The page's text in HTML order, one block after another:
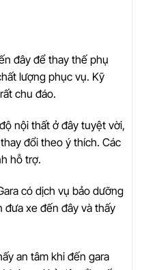
đây để thay thế phụ
lượng phục vụ. Kỹ
chu đáo.
nội thất ở đây tuyệt vời,
đổi theo ý thích. Các
hỗ trợ.
có dịch vụ bảo dưỡng
xe đến đây và thấy
an tâm khi đến gara